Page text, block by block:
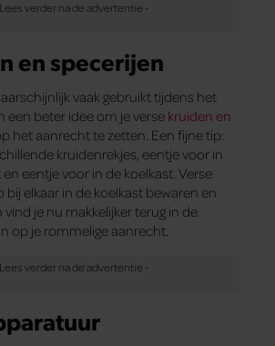
en specerijen
vaak gebruikt tijdens het
een beter idee om je verse kruiden en
het aanrecht te zetten. Een fijne tip:
kruidenrekjes, eentje voor in
eentje voor in de koelkast. Verse
bij elkaar in de koelkast bewaren en
vind je nu makkelijker terug in de
op je rommelige aanrecht.